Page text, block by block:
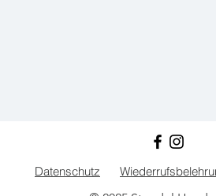
Datenschutz